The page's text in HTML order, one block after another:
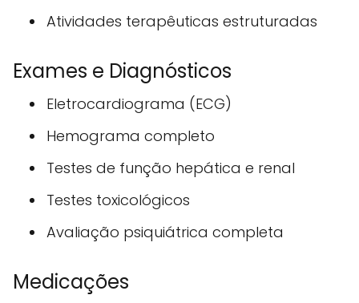
Atividades terapêuticas estruturadas
Exames e Diagnósticos
Eletrocardiograma (ECG)
Hemograma completo
Testes de função hepática e renal
Testes toxicológicos
Avaliação psiquiátrica completa
Medicações